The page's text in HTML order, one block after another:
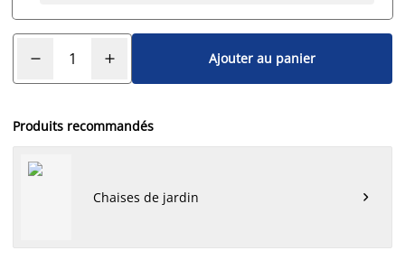
Ajouter au panier
Produits recommandés
Chaises de jardin 